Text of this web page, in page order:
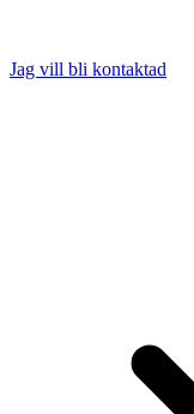
Jag vill bli kontaktad